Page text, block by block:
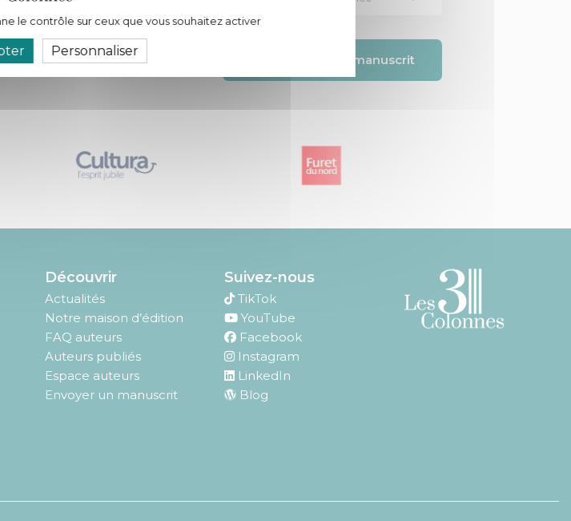
Envoyer mon manuscrit
Découvrir
Actualités
Notre maison d’édition
FAQ auteurs
Auteurs publiés
Espace auteurs
Envoyer un manuscrit
Suivez-nous
TikTok
YouTube
Facebook
Instagram
LinkedIn
Blog
le contrôle sur ceux que vous souhaitez activer
Personnaliser